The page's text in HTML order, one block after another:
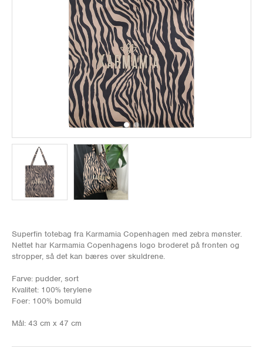
Superfin totebag fra Karmamia Copenhagen med zebra mønster.
Nettet har Karmamia Copenhagens logo broderet på fronten og
stropper, så det kan bæres over skuldrene.
Farve: pudder, sort
Kvalitet: 100% terylene
Foer: 100% bomuld
Mål: 43 cm x 47 cm